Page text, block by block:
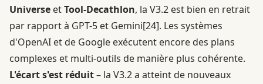
Universe etTool-Decathlon, la V3.2 est bien en retrait
par rapport à GPT-5 et Gemini[24]. Les systèmes
d'OpenAI et de Google exécutent encore des plans
complexes et multi-outils de manière plus cohérente.
L'écart s'est réduit– la V3.2 a atteint de nouveaux